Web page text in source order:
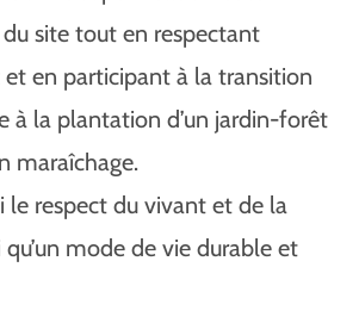
site tout en respectant
et en participant à la transition
à la plantation d’un jardin-forêt
maraîchage.
le respect du vivant et de la
mode de vie durable et